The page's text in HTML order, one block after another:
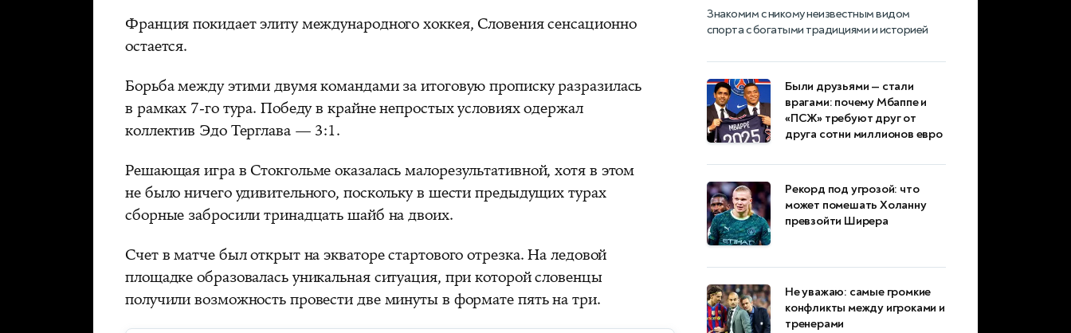
Франция покидает элиту международного хоккея, Словения сенсационно
остается.
Борьба между этими двумя командами за итоговую прописку разразилась
в рамках 7-го тура. Победу в крайне непростых условиях одержал
коллектив Эдо Терглава — 3:1.
Решающая игра в Стокгольме оказалась малорезультативной, хотя в этом
не было ничего удивительного, поскольку в шести предыдущих турах
сборные забросили тринадцать шайб на двоих.
Счет в матче был открыт на экваторе стартового отрезка. На ледовой
площадке образовалась уникальная ситуация, при которой словенцы
получили возможность провести две минуты в формате пять на три.
Знакомим с никому неизвестным видом
спорта с богатыми традициями и историей
Были друзьями — стали
врагами: почему Мбаппе и
«ПСЖ» требуют друг от
друга сотни миллионов евро
Рекорд под угрозой: что
может помешать Холанну
превзойти Ширера
Не уважаю: самые громкие
конфликты между игроками и
тренерами